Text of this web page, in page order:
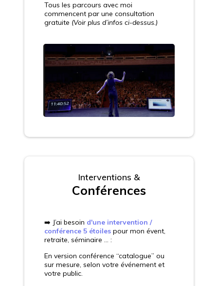
Tous les parcours avec moi
commencent par une consultation
gratuite (Voir plus d’infos ci-dessus.)
Interventions &
Conférences
➡️ J’ai besoin d'une intervention /
conférence 5 étoiles pour mon évent,
retraite, séminaire ... :
En version conférence “catalogue” ou
sur mesure, selon votre événement et
votre public.